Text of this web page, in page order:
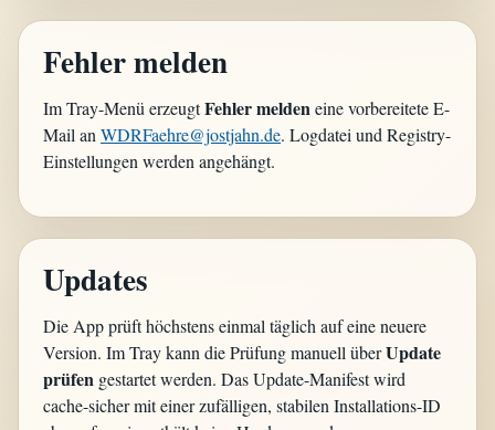
Fehler melden
Im Tray-Menü erzeugtFehler meldeneine vorbereitete E-
Mail an WDRFaehre@jostjahn.de. Logdatei und Registry-
Einstellungen werden angehängt.
Updates
Die App prüft höchstens einmal täglich auf eine neuere
Version. Im Tray kann die Prüfung manuell überUpdate
prüfen gestartet werden. Das Update-Manifest wird
cache-sicher mit einer zufälligen, stabilen Installations-ID